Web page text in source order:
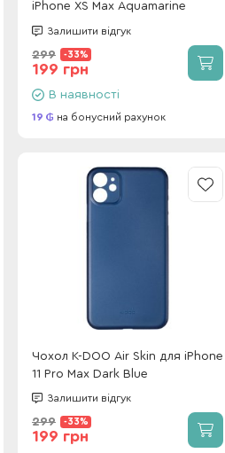
iPhone XS Max Aquamarine
Залишити відгук
299 -33%
199 грн
В наявності
19 на бонусний рахунок
Чохол K-DOO Air Skin для iPhone
11 Pro Max Dark Blue
Залишити відгук
299 -33%
199 грн